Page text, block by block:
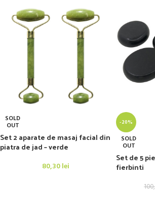
SOLD
OUT
Set 2 aparate de masaj facial din
piatra de jad – verde
80,30lei
-20%
SOLD
OUT
Set de 5
fierbinti